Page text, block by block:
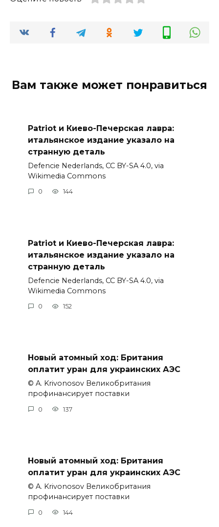
Вам также может понравиться
Patriot и Киево-Печерская лавра:
итальянское издание указало на
странную деталь
Defencie Nederlands, CC BY-SA 4.0, via
Wikimedia Commons
0 144
Patriot и Киево-Печерская лавра:
итальянское издание указало на
странную деталь
Defencie Nederlands, CC BY-SA 4.0, via
Wikimedia Commons
0 152
Новый атомный ход: Британия
оплатит уран для украинских АЭС
© A. Krivonosov Великобритания
профинансирует поставки
0 137
Новый атомный ход: Британия
оплатит уран для украинских АЭС
© A. Krivonosov Великобритания
профинансирует поставки
0 144